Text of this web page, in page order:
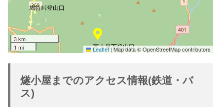
富士見下登山口
鳩待峠登山口
3 km
1 mi
Leaflet | Map data © OpenStreetMap contributors
燧小屋までのアクセス情報(鉄道・バ
ス)